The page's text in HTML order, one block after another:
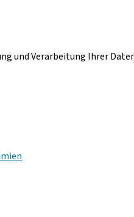
und Verarbeitung Ihrer